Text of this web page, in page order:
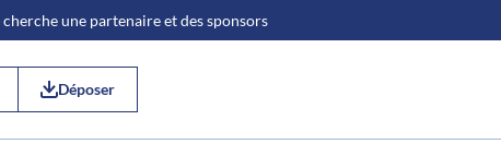
une partenaire et des sponsors
Déposer